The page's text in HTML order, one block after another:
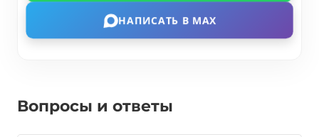
НАПИСАТЬ В MAX
Вопросы и ответы